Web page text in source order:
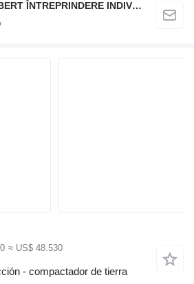
SZENTMIKLOSI ADALBERT ÎNTREPRINDERE INDIVIDUALĂ
≈ US$ 48.530
- compactador de tierra